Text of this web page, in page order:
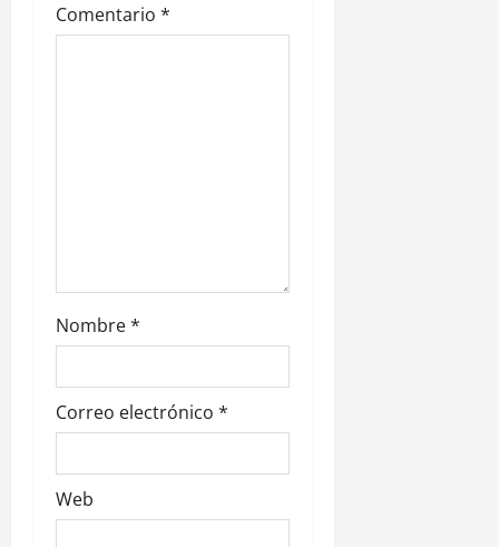
Comentario *
Nombre*
Correo electrónico *
Web